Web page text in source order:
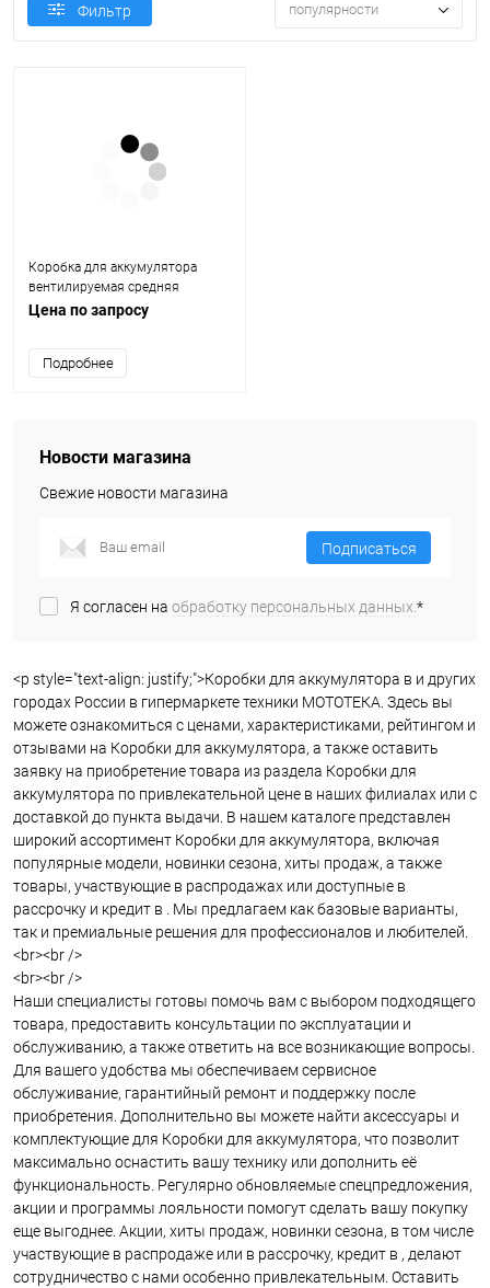
Фильтр популярности
Коробка для аккумулятора
вентилируемая средняя
attwood (Этвуд)
Цена по запросу
Подробнее
Новости магазина
Свежие новости магазина
Подписаться
Я согласен на обработку персональных данных.*
<p style="text-align: justify;">Коробки для аккумулятора в и других
городах России в гипермаркете техники МОТОТЕКА. Здесь вы
можете ознакомиться с ценами, характеристиками, рейтингом и
отзывами на Коробки для аккумулятора, а также оставить
заявку на приобретение товара из раздела Коробки для
аккумулятора по привлекательной цене в наших филиалах или с
доставкой до пункта выдачи. В нашем каталоге представлен
широкий ассортимент Коробки для аккумулятора, включая
популярные модели, новинки сезона, хиты продаж, а также
товары, участвующие в распродажах или доступные в
рассрочку и кредит в . Мы предлагаем как базовые варианты,
так и премиальные решения для профессионалов и любителей.
<br><br />
<br><br />
Наши специалисты готовы помочь вам с выбором подходящего
товара, предоставить консультации по эксплуатации и
обслуживанию, а также ответить на все возникающие вопросы.
Для вашего удобства мы обеспечиваем сервисное
обслуживание, гарантийный ремонт и поддержку после
приобретения. Дополнительно вы можете найти аксессуары и
комплектующие для Коробки для аккумулятора, что позволит
максимально оснастить вашу технику или дополнить её
функциональность. Регулярно обновляемые спецпредложения,
акции и программы лояльности помогут сделать вашу покупку
еще выгоднее. Акции, хиты продаж, новинки сезона, в том числе
участвующие в распродаже или в рассрочку, кредит в , делают
сотрудничество с нами особенно привлекательным. Оставить